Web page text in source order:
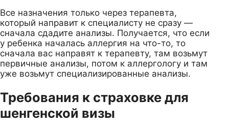
Все назначения только через терапевта,
который направит к специалисту не сразу —
сначала сдадите анализы. Получается, что если
у ребенка началась аллергия на что-то, то
сначала вас направят к терапевту, там возьмут
первичные анализы, потом к аллергологу и там
уже возьмут специализированные анализы.
Требования к страховке для
шенгенской визы